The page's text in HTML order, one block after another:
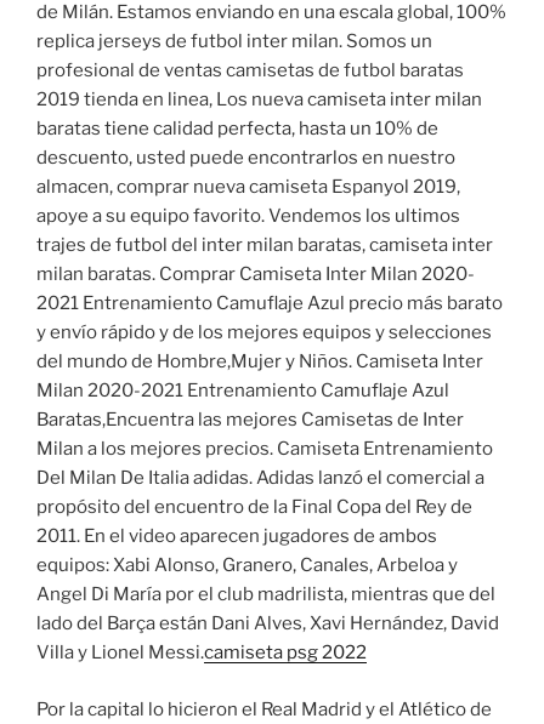
de Milán. Estamos enviando en una escala global, 100%
replica jerseys de futbol inter milan. Somos un
profesional de ventas camisetas de futbol baratas
2019 tienda en linea, Los nueva camiseta inter milan
baratas tiene calidad perfecta, hasta un 10% de
descuento, usted puede encontrarlos en nuestro
almacen, comprar nueva camiseta Espanyol 2019,
apoye a su equipo favorito. Vendemos los ultimos
trajes de futbol del inter milan baratas, camiseta inter
milan baratas. Comprar Camiseta Inter Milan 2020-
2021 Entrenamiento Camuflaje Azul precio más barato
y envío rápido y de los mejores equipos y selecciones
del mundo de Hombre,Mujer y Niños. Camiseta Inter
Milan 2020-2021 Entrenamiento Camuflaje Azul
Baratas,Encuentra las mejores Camisetas de Inter
Milan a los mejores precios. Camiseta Entrenamiento
Del Milan De Italia adidas. Adidas lanzó el comercial a
propósito del encuentro de la Final Copa del Rey de
2011. En el video aparecen jugadores de ambos
equipos: Xabi Alonso, Granero, Canales, Arbeloa y
Angel Di María por el club madrilista, mientras que del
lado del Barça están Dani Alves, Xavi Hernández, David
Villa y Lionel Messi.camiseta psg 2022
Por la capital lo hicieron el Real Madrid y el Atlético de